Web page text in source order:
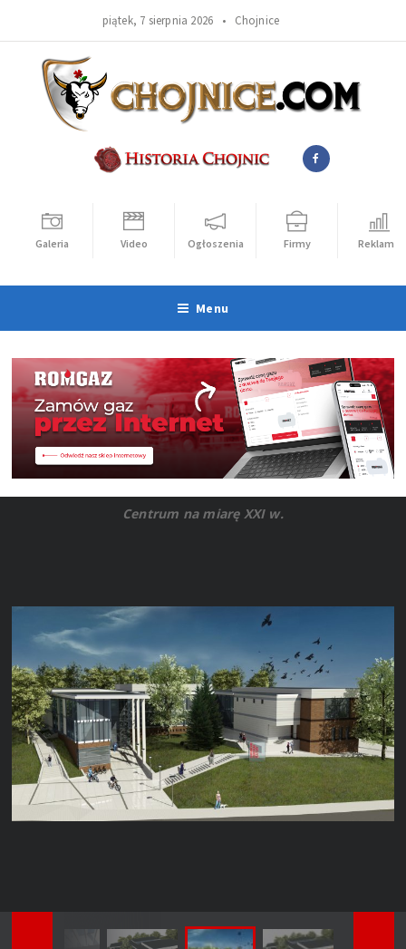
piątek, 7 sierpnia 2026 • Chojnice
Galeria Video Ogłoszenia Firmy Reklama
Menu
Centrum na miarę XXI w.